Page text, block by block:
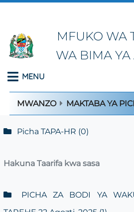
MFUKO WA
WA BIMA YA
MENU
MWANZO MAKTABA YA
Picha TAPA-HR (0)
Hakuna Taarifa kwa sasa
PICHA ZA BODI YA